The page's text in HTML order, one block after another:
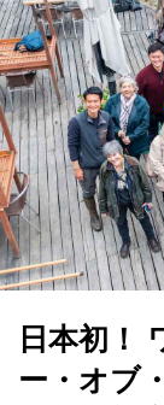
日本初！
ー・オブ